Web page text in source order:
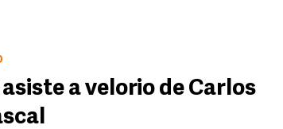
asiste a velorio de Carlos